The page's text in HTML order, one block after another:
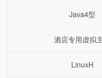
Java4型
酒店专用虚拟
LinuxH